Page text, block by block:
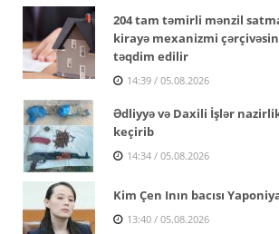
204 tam təmirli mənzil
kirayə mexanizmi
təqdim edilir
14:39 / 05.08.2026
Ədliyyə və Daxili İşlər
keçirib
14:34 / 05.08.2026
Kim Çen Inın bacısı
13:40 / 05.08.2026